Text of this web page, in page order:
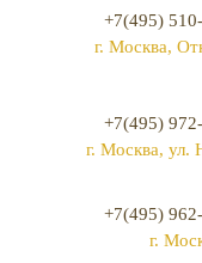
+7(495)
г. Москва,
+7(495)
г. Москва, ул.
+7(495)
г.